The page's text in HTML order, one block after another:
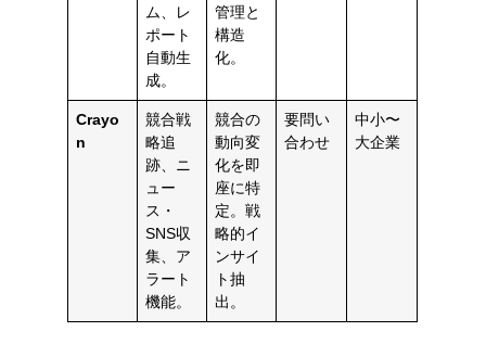
ム、レ
ポート
自動生
成。
管理と
構造
化。
Crayo
n
競合戦
略追
跡、ニ
ュー
ス・
SNS収
集、ア
ラート
機能。
競合の
動向変
化を即
座に特
定。戦
略的イ
ンサイ
ト抽
出。
要問い
合わせ
中小〜
大企業